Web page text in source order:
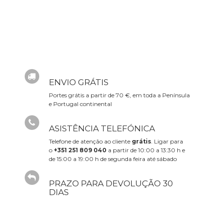
ENVIO GRÁTIS
Portes grátis a partir de 70 €, em toda a Península
e Portugal continental
ASISTÊNCIA TELEFÓNICA
Telefone de atenção ao cliente grátis. Ligar para
o +351 251 809 040 a partir de 10:00 a 13:30 h e
de 15:00 a 19:00 h de segunda feira até sábado
PRAZO PARA DEVOLUÇÃO 30
DIAS